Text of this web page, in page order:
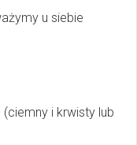
u siebie
i krwisty lub